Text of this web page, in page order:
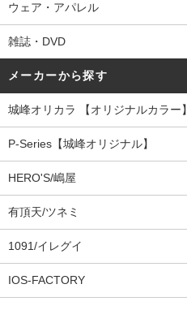
ウェア・アパレル
雑誌・DVD
メーカーから探す
城峰オリカラ 【オリジナルカラー】
P-Series【城峰オリジナル】
HERO'S/嶋屋
有頂天/ツネミ
1091/イレグイ
IOS-FACTORY